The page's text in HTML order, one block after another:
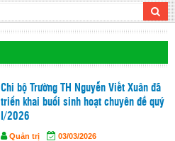
Chi bộ Trường TH Nguyễn Viết Xuân đã
triển khai buổi sinh hoạt chuyên đề quý
I/2026
Quản trị
03/03/2026